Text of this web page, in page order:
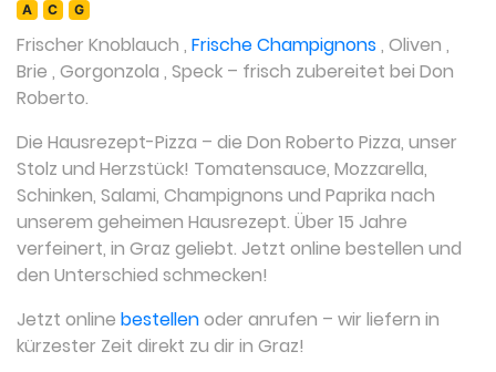
A C G
Frischer Knoblauch , Frische Champignons, Oliven ,
Brie , Gorgonzola , Speck – frisch zubereitet bei Don
Roberto.
Die Hausrezept-Pizza – die Don Roberto Pizza, unser
Stolz und Herzstück! Tomatensauce, Mozzarella,
Schinken, Salami, Champignons und Paprika nach
unserem geheimen Hausrezept. Über 15 Jahre
verfeinert, in Graz geliebt. Jetzt online bestellen und
den Unterschied schmecken!
Jetzt online bestellenoder anrufen – wir liefern in
kürzester Zeit direkt zu dir in Graz!